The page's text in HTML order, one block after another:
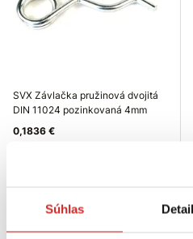
Súhlas
SVX Závlačka pružinová dvojitá
DIN 11024 pozinkovaná 4mm
0,1836 €
Skladom 2925 ks